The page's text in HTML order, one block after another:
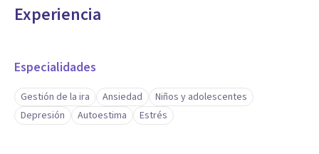
Experiencia
Especialidades
Gestión de la ira Ansiedad
Niños y adolescentes
Depresión
Autoestima Estrés